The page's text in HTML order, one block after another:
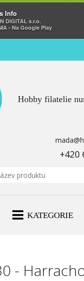
Info
DIGITAL s.r.o.
- Na Google Play
Hobby filatelie
+420
KATEGORIE
-